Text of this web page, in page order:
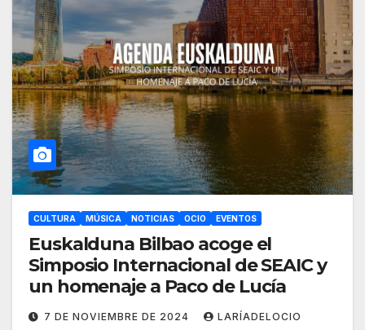
CULTURA MÚSICA NOTICIAS OCIO EVENTOS
Euskalduna Bilbao acoge el
Simposio Internacional de SEAIC y
un homenaje a Paco de Lucía
7 DE NOVIEMBRE DE 2024 LARÍADELOCIO